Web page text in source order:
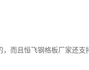
而且恒飞钢格板厂家还支